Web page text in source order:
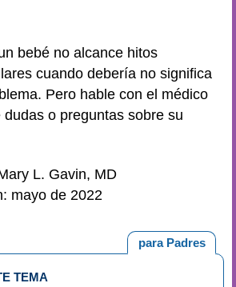
bebé no alcance hitos
cuando debería no significa
Pero hable con el médico
o preguntas sobre su
L. Gavin, MD
mayo de 2022
para Padres
TEMA